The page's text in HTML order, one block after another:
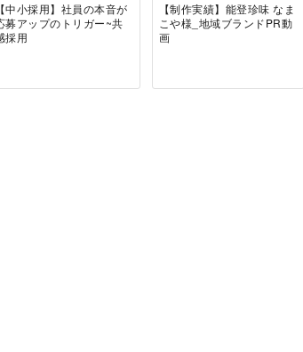
【中小採用】社員の本音が
募アップのトリガー~共
採用
【制作実績】能登珍味 なま
こや様_地域ブランドPR動
画